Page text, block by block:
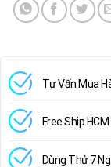
Tư Vấn Mua
Free Ship
Dùng Thử 7